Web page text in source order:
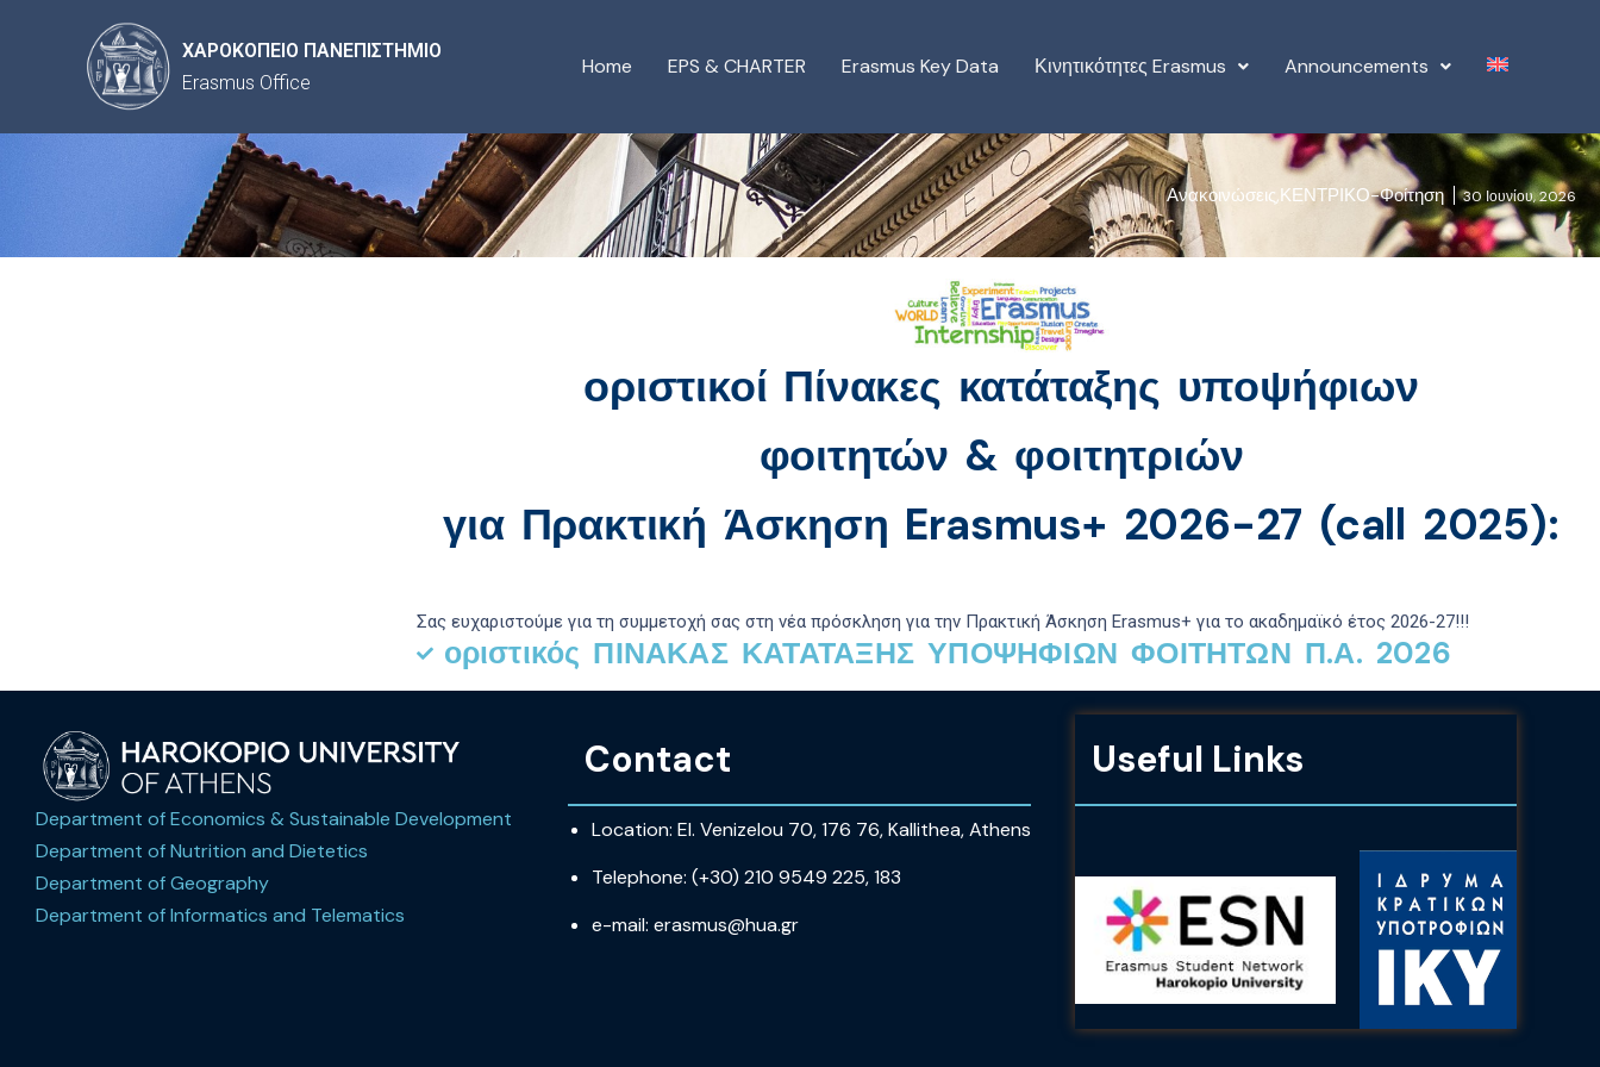
ΧΑΡΟΚΟΠΕΙΟ ΠΑΝΕΠΙΣΤΗΜΙΟ
Erasmus Office
Home EPS & CHARTER Erasmus Key Data Κινητικότητες Erasmus Announcements
Ανακοινώσεις,ΚΕΝΤΡΙΚΟ-Φοίτηση 30 Ιουνίου, 2026
οριστικοί Πίνακες κατάταξης υποψήφιων
φοιτητών & φοιτητριών
για Πρακτική Άσκηση Erasmus+ 2026-27 (call 2025):
Σας ευχαριστούμε για τη συμμετοχή σας στη νέα πρόσκληση για την Πρακτική Άσκηση Erasmus+ για το ακαδημαϊκό έτος 2026-27!!!
οριστικός ΠΙΝΑΚΑΣ ΚΑΤΑΤΑΞΗΣ ΥΠΟΨΗΦΙΩΝ ΦΟΙΤΗΤΩΝ Π.Α. 2026
Department of Economics & Sustainable Development
Department of Nutrition and Dietetics
Department of Geography
Department of Informatics and Telematics
Contact
Location: El. Venizelou 70, 176 76, Kallithea, Athens
Telephone: (+30) 210 9549 225, 183
e-mail: erasmus@hua.gr
Useful Links